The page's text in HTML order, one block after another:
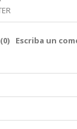
0) Escriba un